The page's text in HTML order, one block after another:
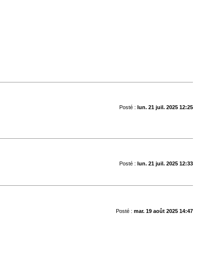
Posté : lun. 21 juil. 2025 12:25
Posté : lun. 21 juil. 2025 12:33
Posté : mar. 19 août 2025 14:47